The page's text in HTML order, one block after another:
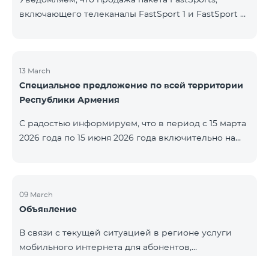
включающего телеканалы FastSport 1 и FastSport 2,
решением вещателя. По вопросам или для
получения дополнительной информации просим
обращаться в компанию «Фаст Медиа».
13 March
Специальное предложение по всей территории
Республики Армения
С радостью информируем, что в период с 15 марта
2026 года по 15 июня 2026 года включительно на
Региональный будут доступны со скидкой 25% при
подключении на 12 месяцев с автоматическим
пакет COMBO 4 9900 также предоставляется со
скидкой 25% сроком на 12 месяцев. Кроме того, для
09 March
Объявление
В связи с текущей ситуацией в регионе услуги
мобильного интернета для абонентов,